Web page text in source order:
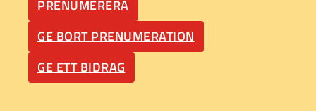
PRENUMERERA
GE BORT PRENUMERATION
GE ETT BIDRAG